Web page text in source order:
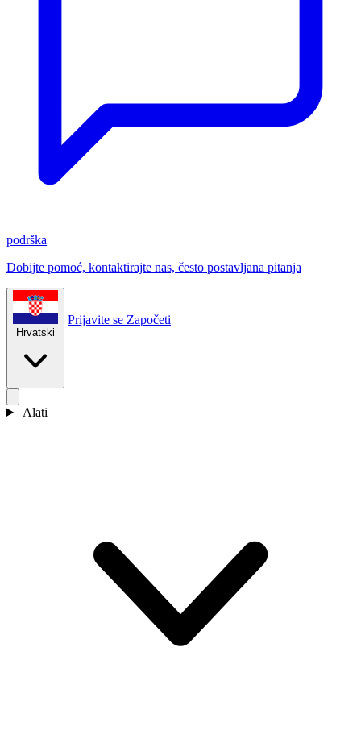
podrška
Dobijte pomoć, kontaktirajte nas, često postavljana pitanja
Hrvatski
Prijavite se Započeti
Alati